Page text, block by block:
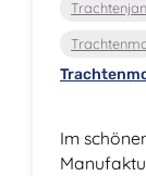
Im